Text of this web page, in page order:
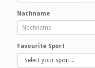
Nachname
Favourite Sport